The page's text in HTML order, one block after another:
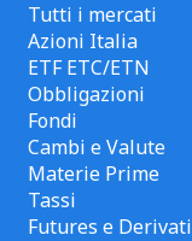
Tutti i mercati
Azioni Italia
ETF ETC/ETN
Obbligazioni
Fondi
Cambi e Valute
Materie Prime
Tassi
Futures e Derivati